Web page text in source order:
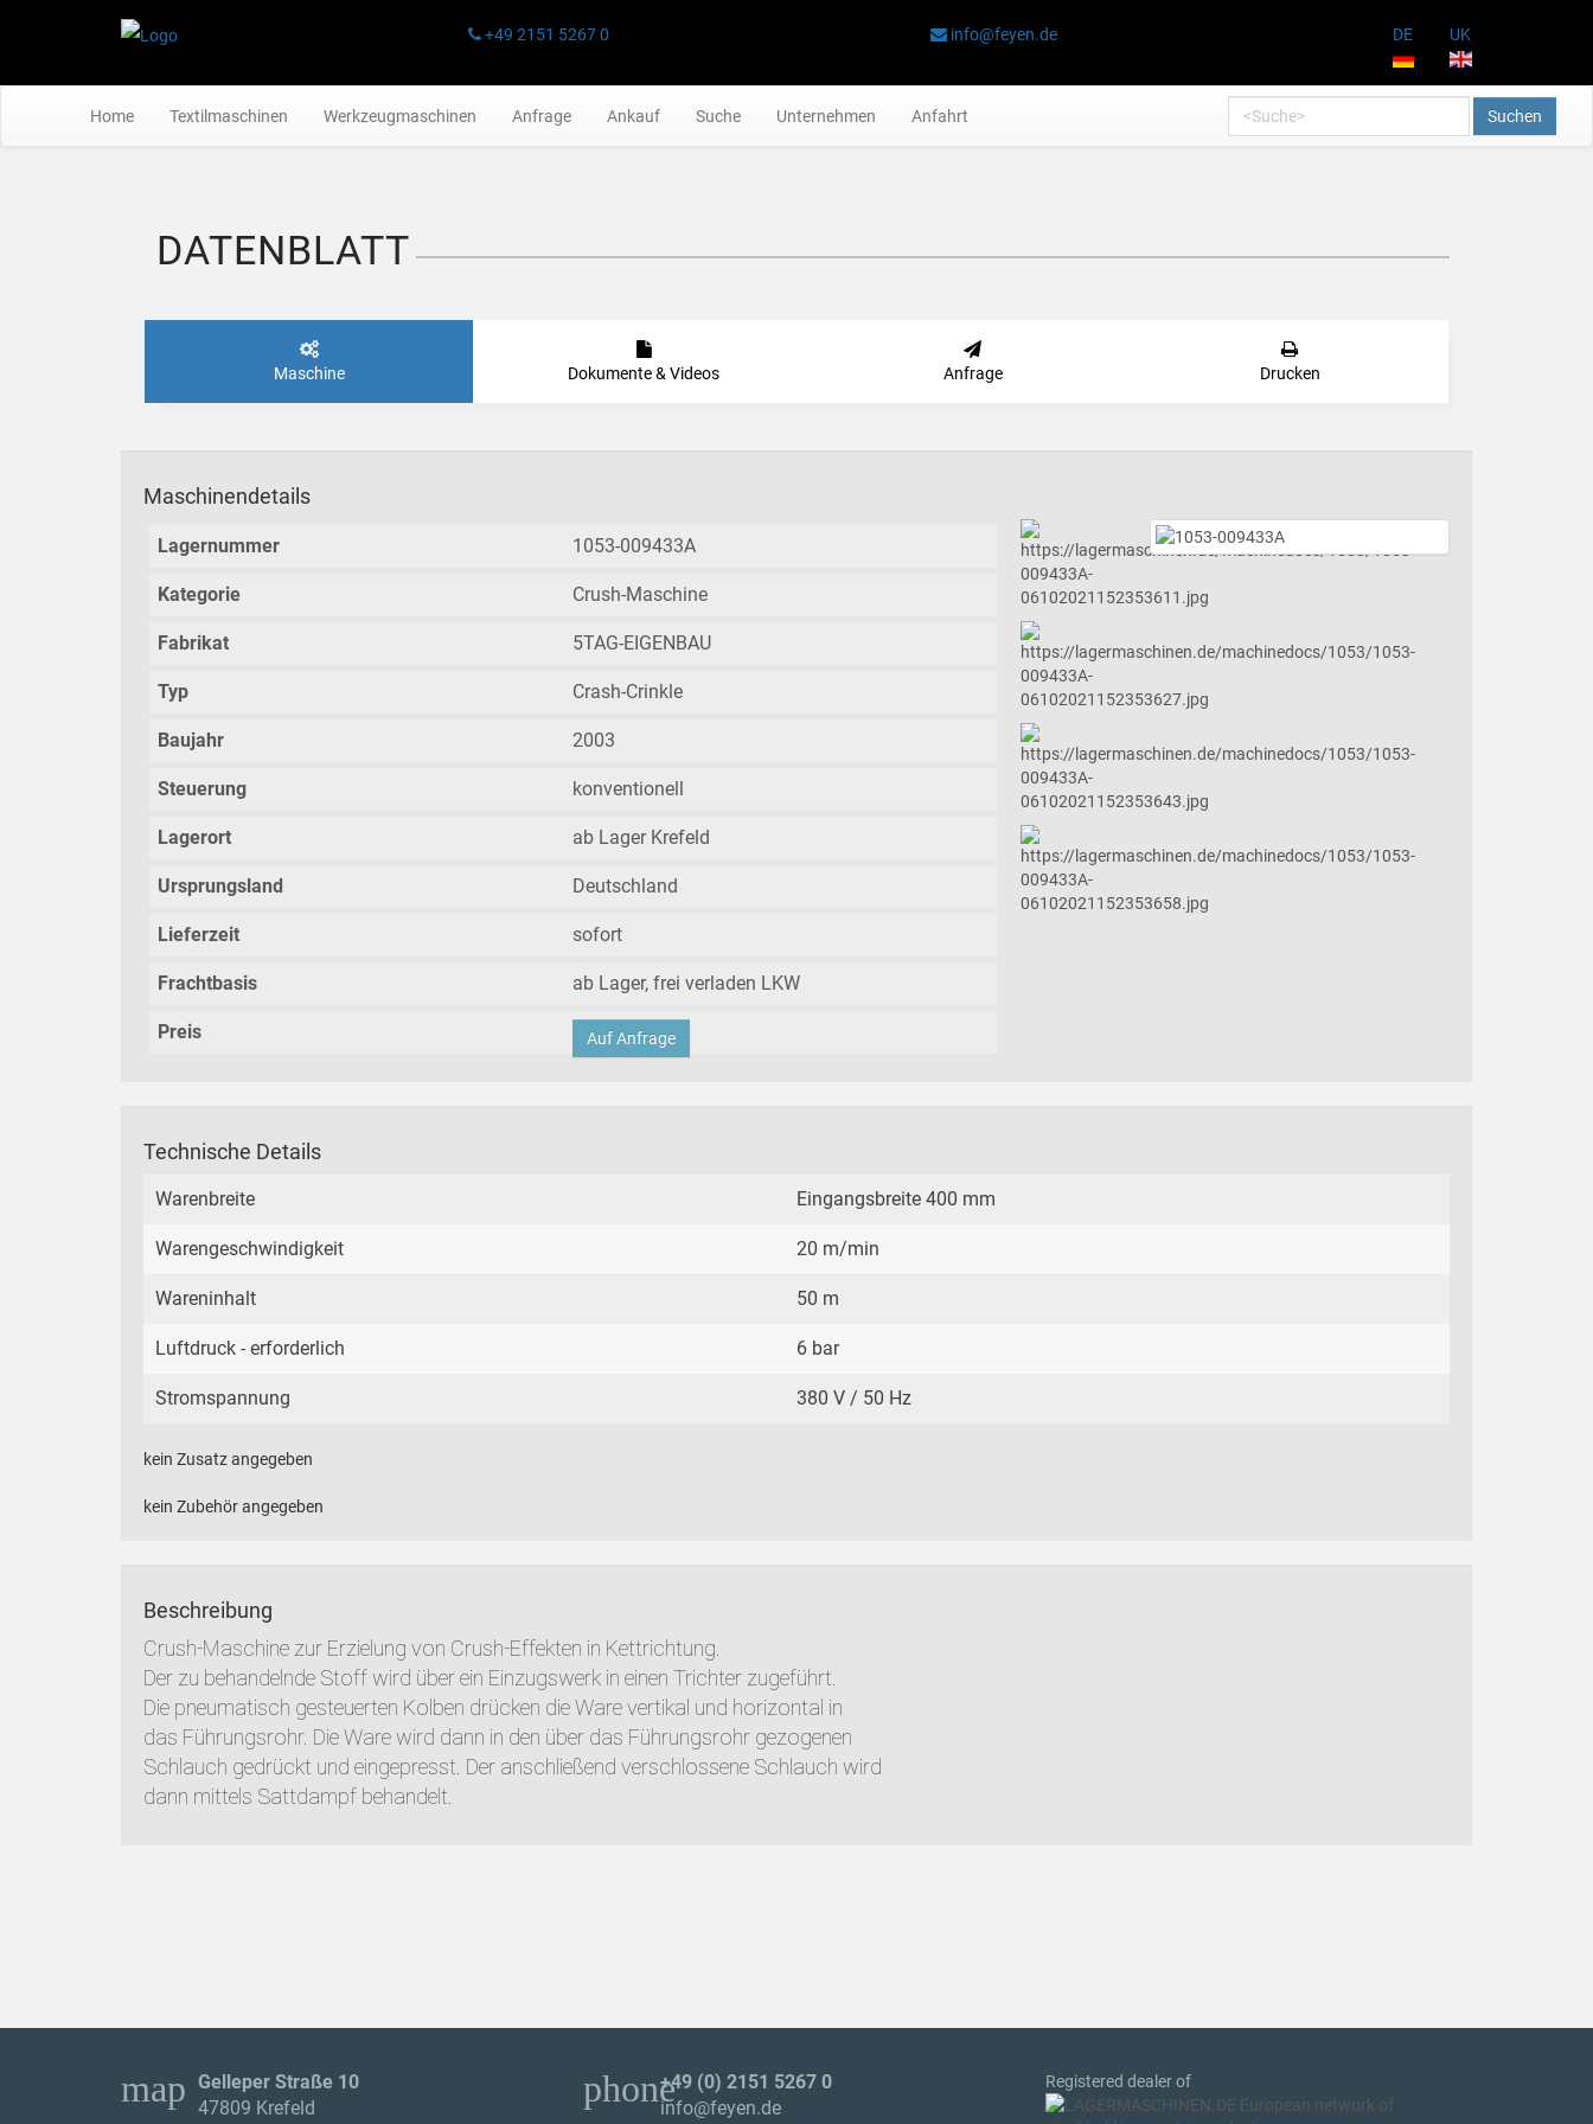
+49 2151 5267 0 info@feyen.de DE UK
Home Textilmaschinen Werkzeugmaschinen Anfrage Ankauf Suche Unternehmen Anfahrt Suchen
DATENBLATT
Maschine Dokumente & Videos Anfrage Drucken
Maschinendetails
Lagernummer 1053-009433A
Kategorie Crush-Maschine
Fabrikat 5TAG-EIGENBAU
Typ Crash-Crinkle
Baujahr 2003
Steuerung konventionell
Lagerort ab Lager Krefeld
Ursprungsland Deutschland
Lieferzeit sofort
Frachtbasis ab Lager, frei verladen LKW
Preis Auf Anfrage
Technische Details
Warenbreite Eingangsbreite 400 mm
Warengeschwindigkeit 20 m/min
Wareninhalt 50 m
Luftdruck - erforderlich 6 bar
Stromspannung 380 V / 50 Hz
kein Zusatz angegeben
kein Zubehör angegeben
Beschreibung
Crush-Maschine zur Erzielung von Crush-Effekten in Kettrichtung.
Der zu behandelnde Stoff wird über ein Einzugswerk in einen Trichter zugeführt.
Die pneumatisch gesteuerten Kolben drücken die Ware vertikal und horizontal in
das Führungsrohr. Die Ware wird dann in den über das Führungsrohr gezogenen
Schlauch gedrückt und eingepresst. Der anschließend verschlossene Schlauch wird
dann mittels Sattdampf behandelt.
map Gelleper Straße 10
47809 Krefeld
phone+49 (0) 2151 5267 0
info@feyen.de
Registered dealer of